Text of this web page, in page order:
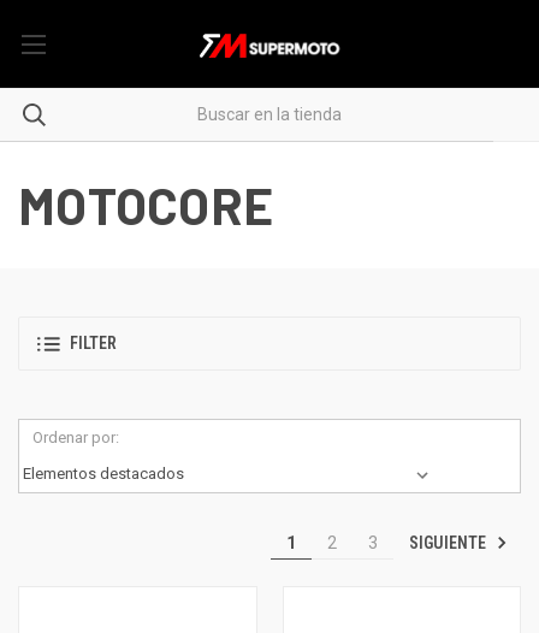
MOTOCORE
FILTER
Ordenar por:
1 2 3 SIGUIENTE